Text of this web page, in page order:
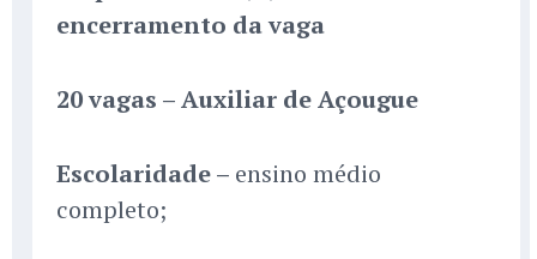
encerramento da vaga
20 vagas – Auxiliar de Açougue
Escolaridade – ensino médio
completo;